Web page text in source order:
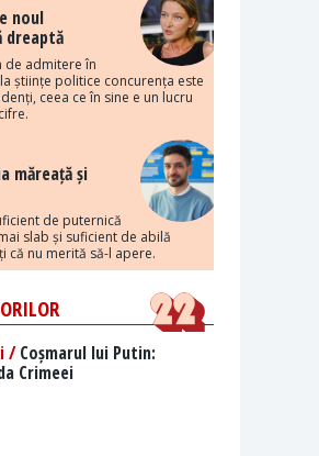
noul
de admitere în
științe politice concurența este
ceea ce în sine e un lucru
măreață și
de puternică
slab și suficient de abilă
că nu merită să-l apere.
/Coșmarul lui Putin:
Crimeei